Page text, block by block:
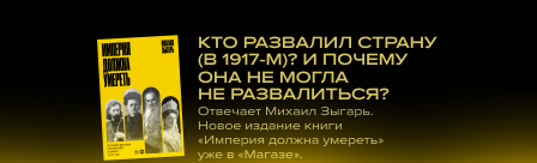
материалам